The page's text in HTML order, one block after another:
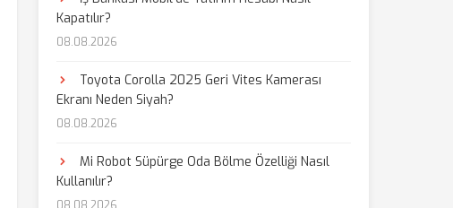
Kapatılır?
08.08.2026
Toyota Corolla 2025 Geri Vites Kamerası
Ekranı Neden Siyah?
08.08.2026
Mi Robot Süpürge Oda Bölme Özelliği Nasıl
Kullanılır?